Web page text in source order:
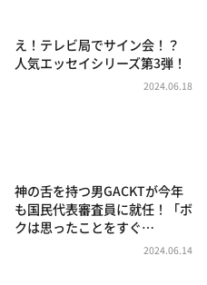
相席食堂
これ余談なんですけど・
～人生密着トークバラ
河合＆A.B.C-Z塚田×福井
（news おかえり）
DAIGOも台所 ～きょうの
え！テレビ局でサイン会！？
人気エッセイシリーズ第3弾！
2024.06.18
神の舌を持つ男GACKTが今年
も国民代表審査員に就任！「ボ
クは思ったことをすぐ…
2024.06.14